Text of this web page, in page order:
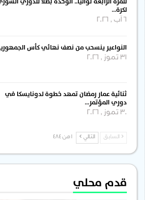
لكرة…
النواعير ينسحب من نصف نهائي كأس الجمهورية
31 تموز , 2026
ثنائية عمار رمضان تمهد خطوة لدونايسكا في
دوري المؤتمر…
30 تموز , 2026
السابق التالي
قدم محلي